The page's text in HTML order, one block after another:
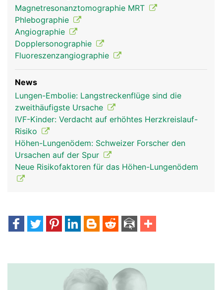
Magnetresonanztomographie MRT
Phlebographie
Angiographie
Dopplersonographie
Fluoreszenzangiographie
News
Lungen-Embolie: Langstreckenflüge sind die
zweithäufigste Ursache
IVF-Kinder: Verdacht auf erhöhtes Herzkreislauf-
Risiko
Höhen-Lungenödem: Schweizer Forscher den
Ursachen auf der Spur
Neue Risikofaktoren für das Höhen-Lungenödem